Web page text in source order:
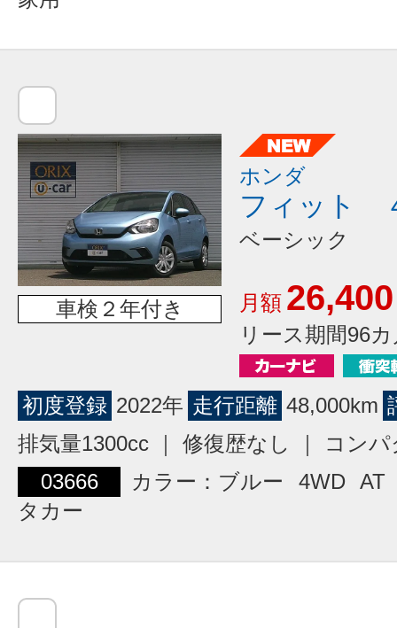
車検２年付き
ホンダ
フィット
ベーシック
月額 26,400
リース期間96
初度登録 2022年 走行距離 48,000km
排気量1300cc ｜ 修復歴なし ｜ コン
03666
カラー：ブルー 4WD AT
タカー